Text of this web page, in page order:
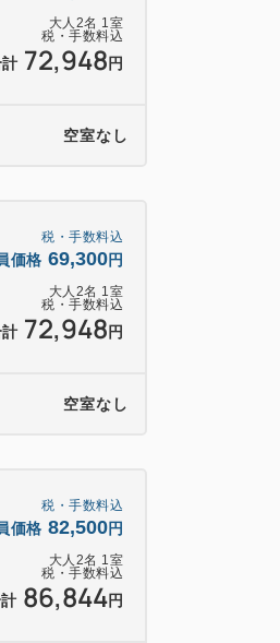
■
に含まれてお
10:00
大人 2名 1室
税・手数料込
72,948 円
空室なし
税・手数料込
価格 69,300円
大人 2名 1室
税・手数料込
72,948 円
空室なし
税・手数料込
価格 82,500円
大人 2名 1室
税・手数料込
86,844円